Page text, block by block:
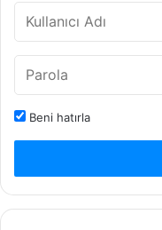
Beni hatırla